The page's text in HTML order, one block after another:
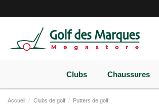
Clubs Chaussures
Accueil Clubs de golf Putters de golf